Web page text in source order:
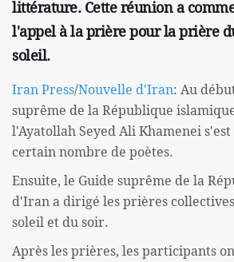
littérature. Cette réunion a
l'appel à la prière pour la prière
soleil.
Iran Press/Nouvelle d'Iran: Au
suprême de la République
l'Ayatollah Seyed Ali Khamenei
certain nombre de poètes.
Ensuite, le Guide suprême de la
d'Iran a dirigé les prières
soleil et du soir.
Après les prières, les participants